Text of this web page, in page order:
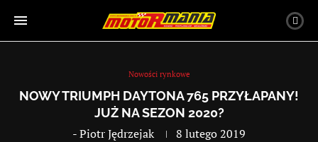
Nowości rynkowe
NOWY TRIUMPH DAYTONA 765 PRZYŁAPANY!
JUŻ NA SEZON 2020?
-Piotr Jędrzejak 8 lutego 2019